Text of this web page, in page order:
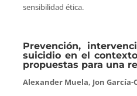
sensibilidad ética.
Prevención,
suicidio en el
propuestas para una
Alexander Muela, Jon García-